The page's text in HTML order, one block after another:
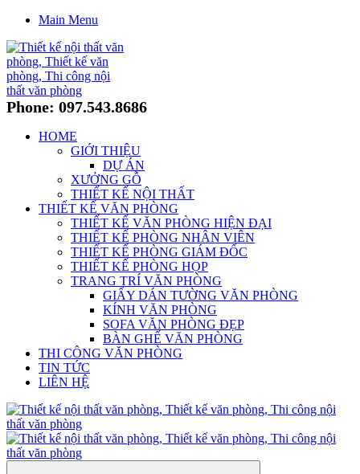
Main Menu
Phone: 097.543.8686
HOME
GIỚI THIỆU
DỰ ÁN
XƯỞNG GỖ
THIẾT KẾ NỘI THẤT
THIẾT KẾ VĂN PHÒNG
THIẾT KẾ VĂN PHÒNG HIỆN ĐẠI
THIẾT KẾ PHÒNG NHÂN VIÊN
THIẾT KẾ PHÒNG GIÁM ĐỐC
THIẾT KẾ PHÒNG HỌP
TRANG TRÍ VĂN PHÒNG
GIẤY DÁN TƯỜNG VĂN PHÒNG
KÍNH VĂN PHÒNG
SOFA VĂN PHÒNG ĐẸP
BÀN GHẾ VĂN PHÒNG
THI CÔNG VĂN PHÒNG
TIN TỨC
LIÊN HỆ